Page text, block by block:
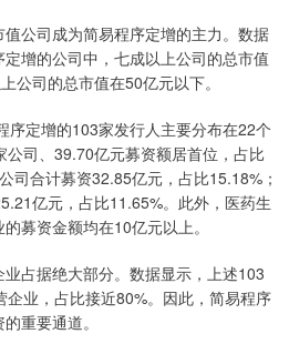
公司成为简易程序定增的主力。数据
增的公司中，七成以上公司的总市值
公司的总市值在50亿元以下。
序定增的103家发行人主要分布在22个
司、39.70亿元募资额居首位，占比
司合计募资32.85亿元，占比15.18%；
亿元，占比11.65%。此外，医药生
募资金额均在10亿元以上。
占据绝大部分。数据显示，上述103
业，占比接近80%。因此，简易程序
重要通道。